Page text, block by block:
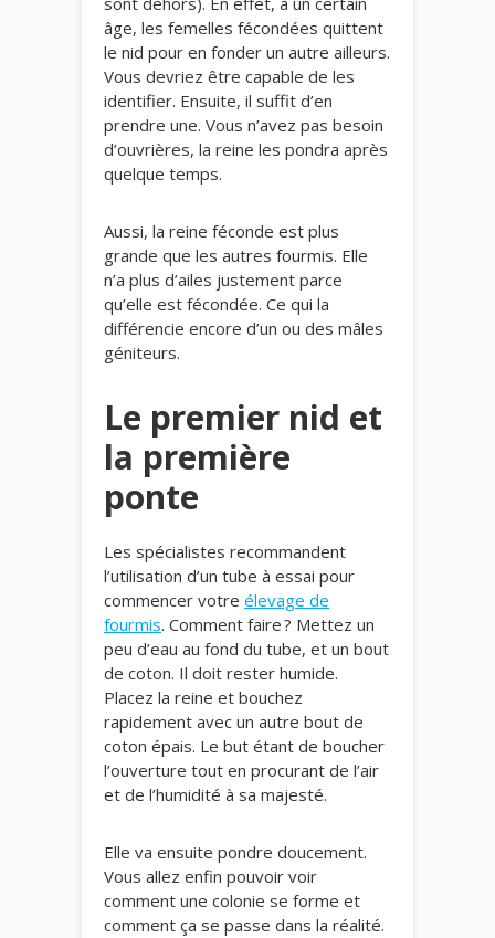
âge, les femelles fécondées quittent
le nid pour en fonder un autre ailleurs.
Vous devriez être capable de les
identifier. Ensuite, il suffit d’en
prendre une. Vous n’avez pas besoin
d’ouvrières, la reine les pondra après
quelque temps.
Aussi, la reine féconde est plus
grande que les autres fourmis. Elle
n’a plus d’ailes justement parce
qu’elle est fécondée. Ce qui la
différencie encore d’un ou des mâles
géniteurs.
Le premier nid et
la première
ponte
Les spécialistes recommandent
l’utilisation d’un tube à essai pour
commencer votre élevage de
fourmis. Comment faire ? Mettez un
peu d’eau au fond du tube, et un bout
de coton. Il doit rester humide.
Placez la reine et bouchez
rapidement avec un autre bout de
coton épais. Le but étant de boucher
l’ouverture tout en procurant de l’air
et de l’humidité à sa majesté.
Elle va ensuite pondre doucement.
Vous allez enfin pouvoir voir
comment une colonie se forme et
comment ça se passe dans la réalité.